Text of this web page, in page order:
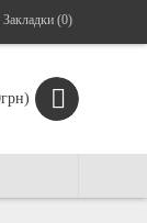
Закладки (0)